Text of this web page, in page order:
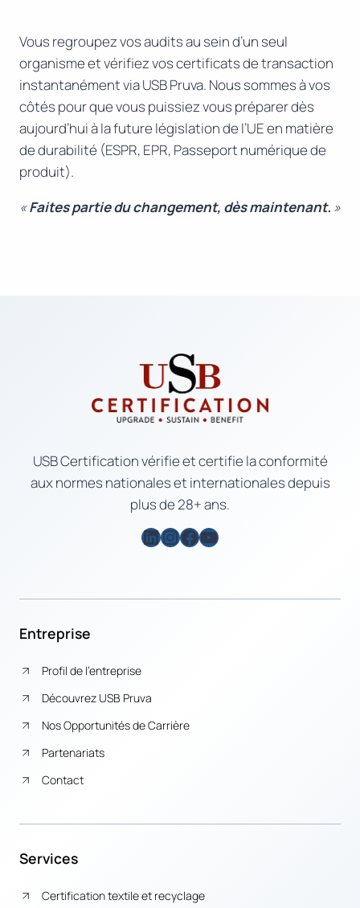
Vous regroupez vos audits au sein d’un seul
organisme et vérifiez vos certificats de transaction
instantanément via USB Pruva. Nous sommes à vos
côtés pour que vous puissiez vous préparer dès
aujourd’hui à la future législation de l’UE en matière
de durabilité (ESPR, EPR, Passeport numérique de
produit).
«Faites partie du changement, dès maintenant. »
USB Certification vérifie et certifie la conformité
aux normes nationales et internationales depuis
plus de 28+ ans.
LinkedIn
Instagram
Facebook
YouTube
Entreprise
Profil de l’entreprise
Découvrez USB Pruva
Nos Opportunités de Carrière
Partenariats
Contact
Services
Certification textile et recyclage